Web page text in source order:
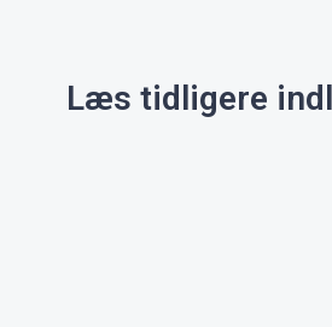
Læs tidligere